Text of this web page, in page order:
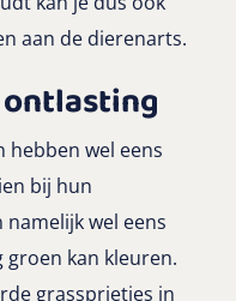
aan de dierenarts.
hebben wel eens
bij hun
wel eens
kan kleuren.
grassprietjes in